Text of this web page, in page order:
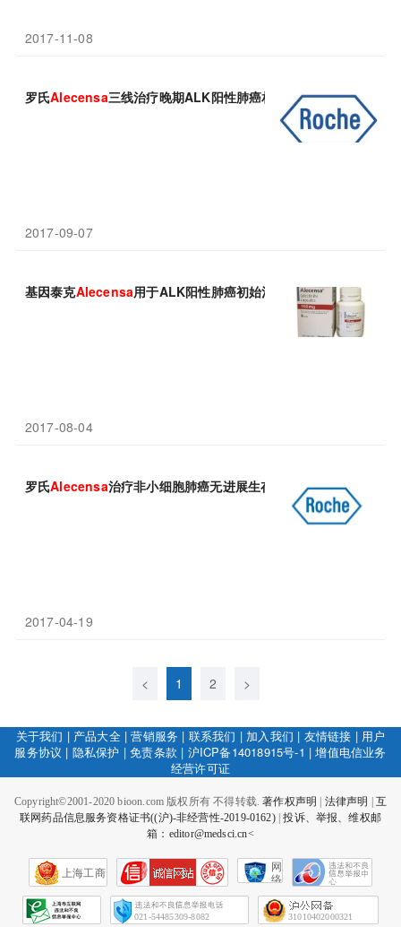
2017-11-08
罗氏Alecensa三线治疗晚期ALK阳性肺癌相比化疗将病情进展或
2017-09-07
基因泰克Alecensa用于ALK阳性肺癌初始治疗获得优先审评
2017-08-04
罗氏Alecensa治疗非小细胞肺癌无进展生存期击败辉瑞Xalkori
2017-04-19
< 1 2 >
关于我们 | 产品大全|营销服务 | 联系我们 | 加入我们 | 友情链接 | 用户
服务协议 | 隐私保护 |免责条款 | 沪ICP备14018915号-1 |增值电信业务
经营许可证
Copyright©2001-2020 bioon.com 版权所有 不得转载.著作权声明 法律声明
互
联网药品信息服务资格证书((沪)-非经营性-2019-0162)|投诉、举报、维权邮
箱：editor@medsci.cn<
上海工商
网
络
会
征
021-54485309-8082 31010402000321